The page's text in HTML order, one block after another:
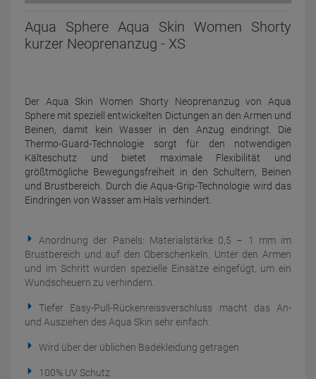
Aqua Sphere Aqua Skin Women Shorty
kurzer Neoprenanzug - XS
Der Aqua Skin Women Shorty Neoprenanzug von Aqua
Sphere mit speziell entwickelten Dictungen an den Armen und
Beinen, damit kein Wasser in den Anzug eindringt. Die
Thermo-Guard-Technologie sorgt für den notwendigen
Kälteschutz und bietet maximale Flexibilität und
größtmögliche Bewegungsfreiheit in den Schultern, Beinen
und Brustbereich. Durch die Aqua-Grip-Technologie wird das
Eindringen von Wasser am Hals verhindert.
Anordnung der Panels: Materialstärke 0,5 – 1 mm im
Brustbereich und auf den Oberschenkeln. Unter den Armen
und im Schritt wurden spezielle Einsätze eingefügt, um ein
Wundscheuern zu verhindern.
Tiefer Easy-Pull-Rückenreissverschluss macht das An-
und Ausziehen des Aqua Skin sehr einfach.
Wird über der üblichen Badekleidung getragen
100% UV Schutz